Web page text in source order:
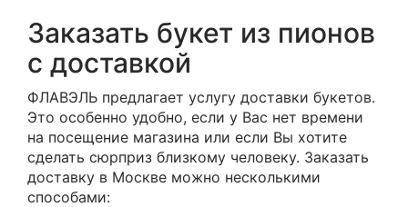
Заказать букет из пионов
с доставкой
ФЛАВЭЛЬ предлагает услугу доставки букетов.
Это особенно удобно, если у Вас нет времени
на посещение магазина или если Вы хотите
сделать сюрприз близкому человеку. Заказать
доставку в Москве можно несколькими
способами: